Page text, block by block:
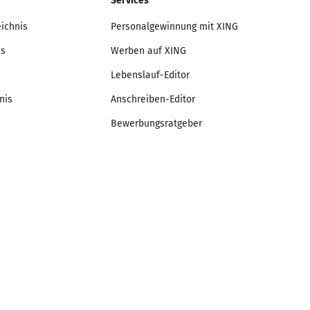
Personalgewinnung mit XING
Werben auf XING
Lebenslauf-Editor
Anschreiben-Editor
Bewerbungsratgeber